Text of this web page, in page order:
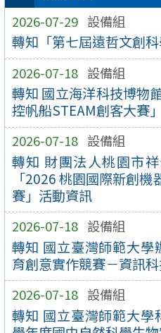
2026-07-29 設備組
轉知「第七屆遠哲文創
2026-07-18 設備組
轉知 國立海洋科技博物
控帆船STEAM創客大賽
2026-07-18 設備組
轉知 財團法人桃園市
「2026 桃園國際新創
賽」活動資訊
2026-07-18 設備組
轉知 國立臺灣師範大
育創意實作競賽－資訊
2026-07-18 設備組
轉知 國立臺灣師範大